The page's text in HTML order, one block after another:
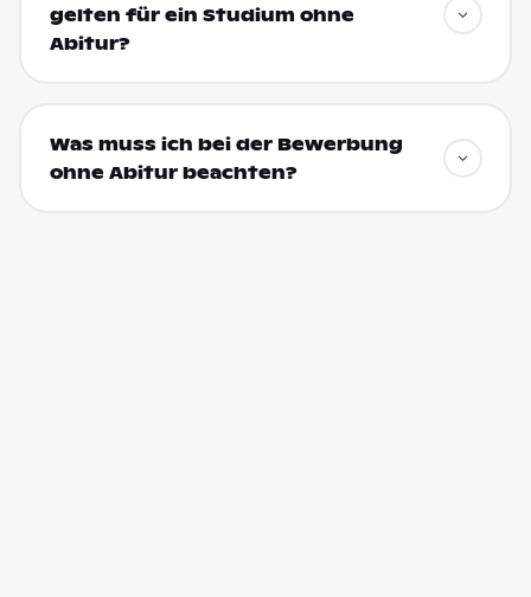
gelten für ein Studium ohne
Abitur?
Was muss ich bei der Bewerbung
ohne Abitur beachten?